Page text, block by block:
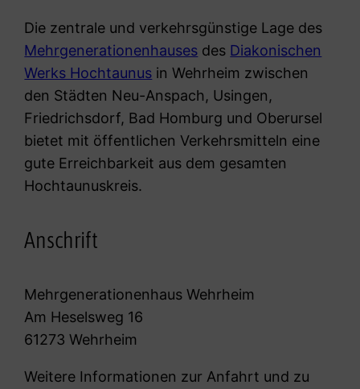
Die zentrale und verkehrsgünstige Lage des
Mehrgenerationenhauses des Diakonischen
Werks Hochtaunus in Wehrheim zwischen
den Städten Neu-Anspach, Usingen,
Friedrichsdorf, Bad Homburg und Oberursel
bietet mit öffentlichen Verkehrsmitteln eine
gute Erreichbarkeit aus dem gesamten
Hochtaunuskreis.
Anschrift
Mehrgenerationenhaus Wehrheim
Am Heselsweg 16
61273 Wehrheim
Weitere Informationen zur Anfahrt und zu